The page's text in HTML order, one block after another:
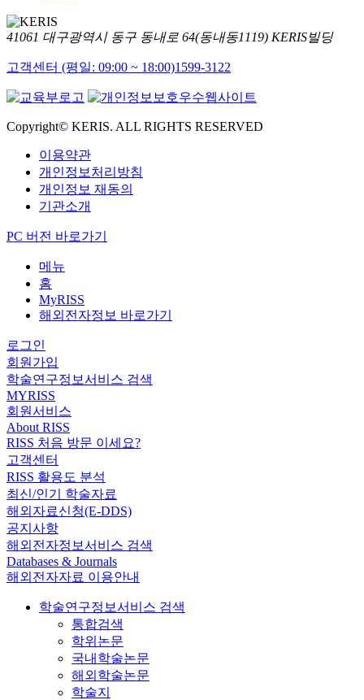
41061 대구광역시 동구 동내로 64(동내동1119) KERIS빌딩
고객센터 (평일: 09:00 ~ 18:00)1599-3122
Copyright© KERIS. ALL RIGHTS RESERVED
이용약관
개인정보처리방침
개인정보 재동의
기관소개
PC 버전 바로가기
메뉴
홈
MyRISS
해외전자정보 바로가기
로그인
회원가입
학술연구정보서비스 검색
MYRISS
회원서비스
About RISS
RISS 처음 방문 이세요?
고객센터
RISS 활용도 분석
최신/인기 학술자료
해외자료신청(E-DDS)
공지사항
해외전자정보서비스 검색
Databases & Journals
해외전자자료 이용안내
학술연구정보서비스 검색
통합검색
학위논문
국내학술논문
해외학술논문
학술지